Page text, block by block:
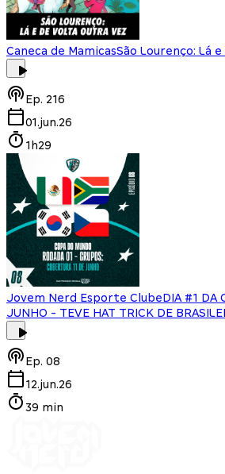
Caneca de MamicasSão Lourenço: Lá
Ep. 216
01.jun.26
1h29
Jovem Nerd Esporte ClubeDIA #1 DA
JUNHO - TEVE HAT TRICK DE
Ep. 08
12.jun.26
39 min